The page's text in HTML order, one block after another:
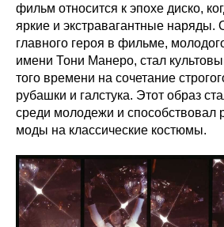
фильм относится к эпохе диско,
яркие и экстравагантные наряды.
главного героя в фильме,
имени Тони Манеро, стал
того времени на сочетание
рубашки и галстука. Этот образ
среди молодежи и способствовал
моды на классические костюмы.